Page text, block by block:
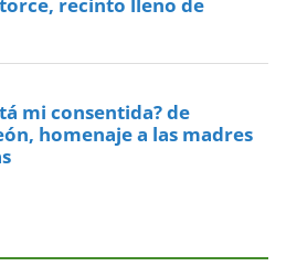
recinto lleno de
mi consentida? de
homenaje a las madres